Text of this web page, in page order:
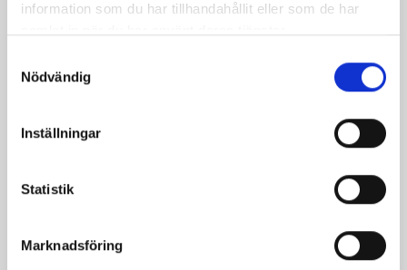
information som du har tillhandahållit eller som de har
Nödvändig
Inställningar
Statistik
Marknadsföring
sommarsallad med
ugnsrostad potatis